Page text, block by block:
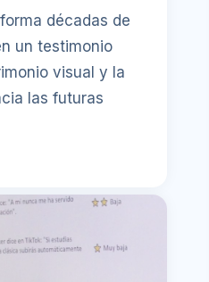
décadas de
un testimonio
visual y la
las futuras